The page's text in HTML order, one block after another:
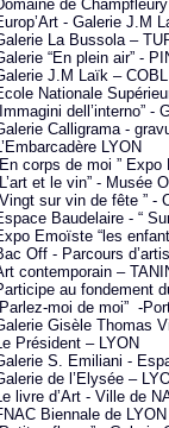
de
- Galerie J.M
La Bussola –
“En plein air” -
J.M Laïk –
Nationale
dell’interno”
Calligrama -
L’Embarcadère LYON
corps de moi ”
et le vin” - Musée
sur vin de fête ” -
Baudelaire - “
Emoïste “les
Off - Parcours
contemporain –
au fondement
moi de moi” -
Gisèle Thomas
Le Président – LYON
S. Emiliani -
de l’Elysée –
Le livre d’Art - Ville de
Biennale de LYON